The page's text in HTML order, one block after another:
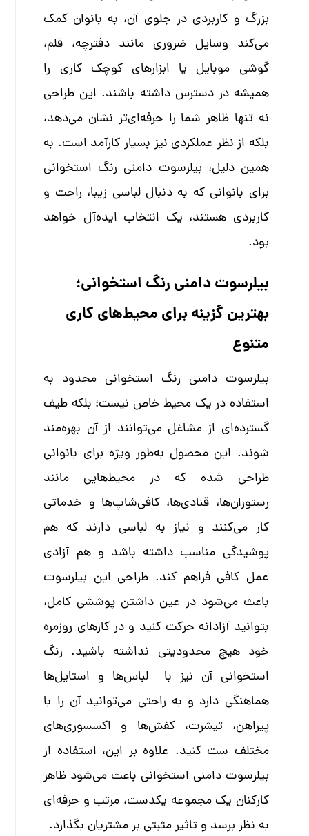
بزرگ و کاربردی در جلوی آن، به بانوان کمک
می‌کند وسایل ضروری مانند دفترچه، قلم،
گوشی موبایل یا ابزارهای کوچک کاری را
همیشه در دسترس داشته باشند. این طراحی
نه تنها ظاهر شما را حرفه‌ای‌تر نشان می‌دهد،
بلکه از نظر عملکردی نیز بسیار کارآمد است. به
همین دلیل، بیلرسوت دامنی رنگ استخوانی
برای بانوانی که به دنبال لباسی زیبا، راحت و
کاربردی هستند، یک انتخاب ایده‌آل خواهد
بود.
بیلرسوت دامنی رنگ استخوانی؛
بهترین گزینه برای محیط‌های کاری
متنوع
بیلرسوت دامنی رنگ استخوانی محدود به
استفاده در یک محیط خاص نیست؛ بلکه طیف
گسترده‌ای از مشاغل می‌توانند از آن بهره‌مند
شوند. این محصول به‌طور ویژه برای بانوانی
طراحی شده که در محیط‌هایی مانند
رستوران‌ها، قنادی‌ها، کافی‌شاپ‌ها و خدماتی
کار می‌کنند و نیاز به لباسی دارند که هم
پوشیدگی مناسب داشته باشد و هم آزادی
عمل کافی فراهم کند. طراحی این بیلرسوت
باعث می‌شود در عین داشتن پوششی کامل،
بتوانید آزادانه حرکت کنید و در کارهای روزمره
خود هیچ محدودیتی نداشته باشید. رنگ
استخوانی آن نیز با لباس‌ها و استایل‌ها
هماهنگی دارد و به راحتی می‌توانید آن را با
پیراهن، تیشرت، کفش‌ها و اکسسوری‌های
مختلف ست کنید. علاوه بر این، استفاده از
بیلرسوت دامنی استخوانی باعث می‌شود ظاهر
کارکنان یک مجموعه یکدست، مرتب و حرفه‌ای
به نظر برسد و تاثیر مثبتی بر مشتریان بگذارد.